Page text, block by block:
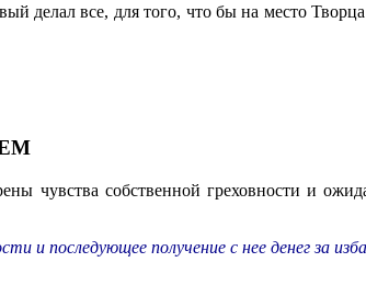
делал все, для того, что бы на место
чувства собственной греховности и
и последующее получение с нее денег за